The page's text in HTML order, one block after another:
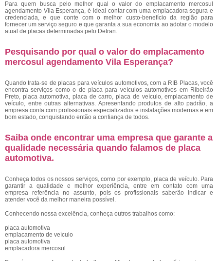
Para quem busca pelo melhor qual o valor do emplacamento mercosul
agendamento Vila Esperança, é ideal contar com uma emplacadora segura e
credenciada, e que conte com o melhor custo-benefício da região para
fornecer um serviço seguro e que garanta a sua economia ao adotar o modelo
atual de placas determinadas pelo Detran.
Pesquisando por qual o valor do emplacamento
mercosul agendamento Vila Esperança?
Quando trata-se de placas para veículos automotivos, com a RIB Placas, você
encontra serviços como o de placa para veículos automotivos em Ribeirão
Preto, placa automotiva, placa de carro, placa de veículo, emplacamento de
veículo, entre outras alternativas. Apresentando produtos de alto padrão, a
empresa conta com profissionais especializados e instalações modernas e em
bom estado, conquistando então a confiança de todos.
Saiba onde encontrar uma empresa que garante a
qualidade necessária quando falamos de placa
automotiva.
Conheça todos os nossos serviços, como por exemplo, placa de veículo. Para
garantir a qualidade e melhor experiência, entre em contato com uma
empresa referência no assunto, pois os profissionais saberão indicar e
atender você da melhor maneira possível.
Conhecendo nossa excelência, conheça outros trabalhos como:
placa automotiva
emplacamento de veículo
placa automotiva
emplacadora mercosul